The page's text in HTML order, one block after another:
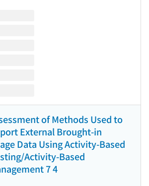
of Methods Used to
External Brought-in
Data Using Activity-Based
Activity-Based
7 4